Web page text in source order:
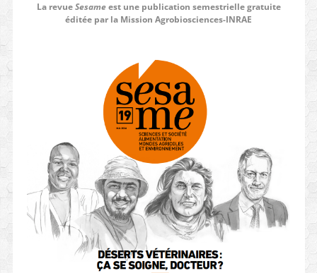
La revueSesameest une publication semestrielle gratuite
éditée par la Mission Agrobiosciences-INRAE